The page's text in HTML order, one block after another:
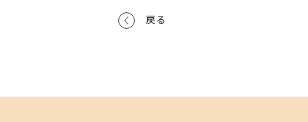
戻る